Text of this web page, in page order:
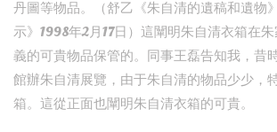
丹圖等物品。（舒乙《朱自清的遺稿和遺物
示》1998年2月17日）這闡明朱自清衣箱在
義的可貴物品保管的。同事王磊告知我，昔
館辦朱自清展覽，由于朱自清的物品少少，
箱。這從正面也闡明朱自清衣箱的可貴。